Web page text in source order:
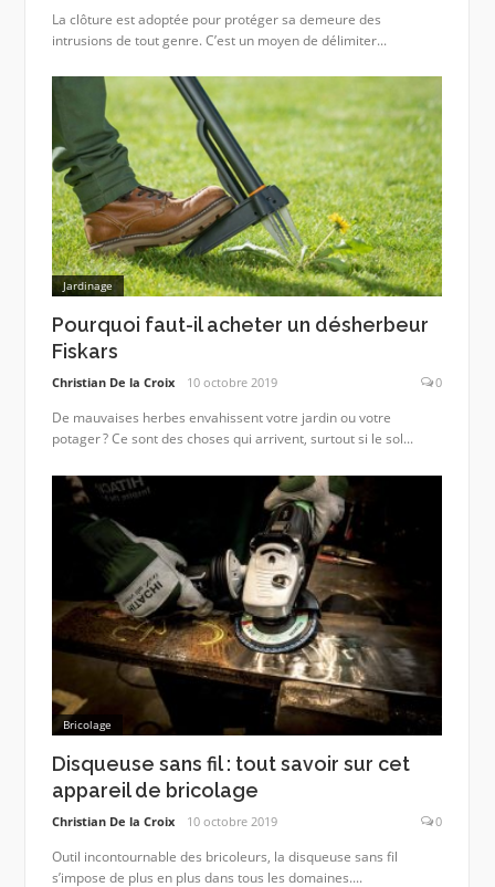
La clôture est adoptée pour protéger sa demeure des
intrusions de tout genre. C’est un moyen de délimiter...
Jardinage
Pourquoi faut-il acheter un désherbeur
Fiskars
Christian De la Croix 10 octobre 2019 0
De mauvaises herbes envahissent votre jardin ou votre
potager ? Ce sont des choses qui arrivent, surtout si le sol...
Bricolage
Disqueuse sans fil : tout savoir sur cet
appareil de bricolage
Christian De la Croix 10 octobre 2019 0
Outil incontournable des bricoleurs, la disqueuse sans fil
s’impose de plus en plus dans tous les domaines....